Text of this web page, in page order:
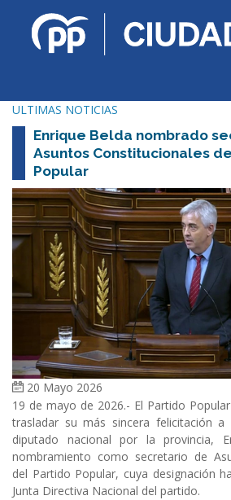
ULTIMAS NOTICIAS
Enrique Belda nombrado
Asuntos Constitucionales
Popular
20 Mayo 2026
19 de mayo de 2026.- El Partido
trasladar su más sincera felicitación
diputado nacional por la provincia,
nombramiento como secretario de
del Partido Popular, cuya designación
Junta Directiva Nacional del partido.